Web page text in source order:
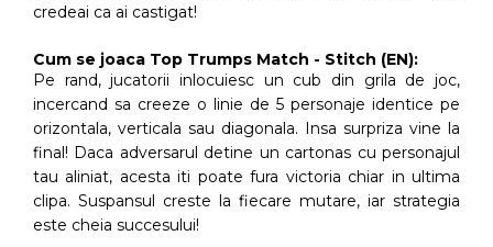
credeai ca ai castigat!
Cum se joaca Top Trumps Match - Stitch (EN):
Pe rand, jucatorii inlocuiesc un cub din grila de joc,
incercand sa creeze o linie de 5 personaje identice pe
orizontala, verticala sau diagonala. Insa surpriza vine la
final! Daca adversarul detine un cartonas cu personajul
tau aliniat, acesta iti poate fura victoria chiar in ultima
clipa. Suspansul creste la fiecare mutare, iar strategia
este cheia succesului!